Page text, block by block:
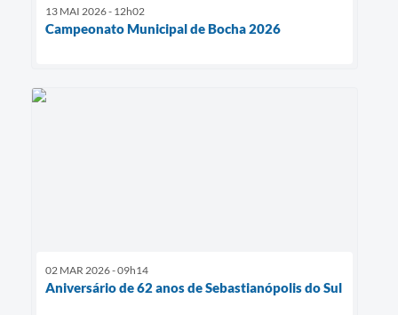
13 MAI 2026 - 12h02
Campeonato Municipal de Bocha 2026
02 MAR 2026 - 09h14
Aniversário de 62 anos de Sebastianópolis do Sul